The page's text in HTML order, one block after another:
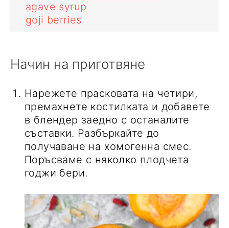
agave syrup
goji berries
Начин на приготвяне
Нарежете прасковата на четири,
премахнете костилката и добавете
в блендер заедно с останалите
съставки. Разбъркайте до
получаване на хомогенна смес.
Поръсваме с няколко плодчета
годжи бери.